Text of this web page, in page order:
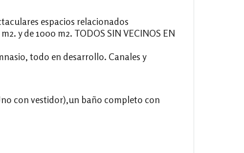
espacios relacionados
y de 1000 m2. TODOS SIN VECINOS EN
todo en desarrollo. Canales y
con vestidor),un baño completo con